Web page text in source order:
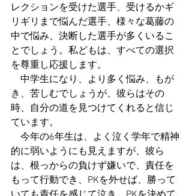
レクションを受けた選手、受けるかギ
リギリまで悩んだ選手、様々な葛藤の
中で悩み、決断した選手が多くいるこ
とでしょう。私どもは、すべての選択
を尊重し応援します。
中学生になり、より多く悩み、もが
き、苦しむでしょうが、彼らはその
時、自分の道を見つけてくれると信じ
ています。
今年の6年生は、よく泣く学年で精神
的に弱いようにも見えますが、彼ら
は、根っからの負けず嫌いで、責任を
もって行動でき、PKを外せば、勝って